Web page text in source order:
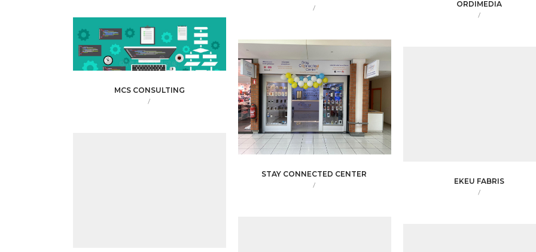
/ ORDIMEDIA
/
MCS CONSULTING
/
STAY CONNECTED CENTER
/ EKEU FABRIS
/